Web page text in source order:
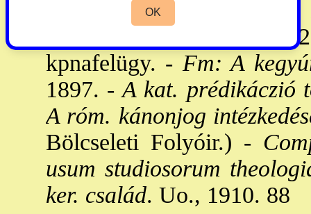
bpi egy. bekebelezett dr-
szegények ügyvédje,
kpnafelügy. - Fm: A
1897. - A kat. prédikáczió
A róm. kánonjog
Bölcseleti Folyóir.) -
usum studiosorum
ker. család. Uo., 1910. 88
OK